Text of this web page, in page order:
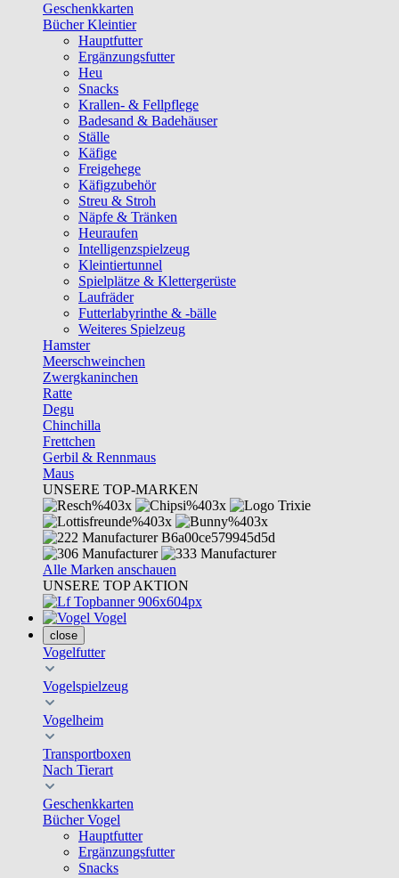
Geschenkkarten
Bücher Kleintier
Hauptfutter
Ergänzungsfutter
Heu
Snacks
Krallen- & Fellpflege
Badesand & Badehäuser
Ställe
Käfige
Freigehege
Käfigzubehör
Streu & Stroh
Näpfe & Tränken
Heuraufen
Intelligenzspielzeug
Kleintiertunnel
Spielplätze & Klettergerüste
Laufräder
Futterlabyrinthe & -bälle
Weiteres Spielzeug
Hamster
Meerschweinchen
Zwergkaninchen
Ratte
Degu
Chinchilla
Frettchen
Gerbil & Rennmaus
Maus
UNSERE TOP-MARKEN
Alle Marken anschauen
UNSERE TOP AKTION
Vogel
close
Vogelfutter
Vogelspielzeug
Vogelheim
Transportboxen
Nach Tierart
Geschenkkarten
Bücher Vogel
Hauptfutter
Ergänzungsfutter
Snacks